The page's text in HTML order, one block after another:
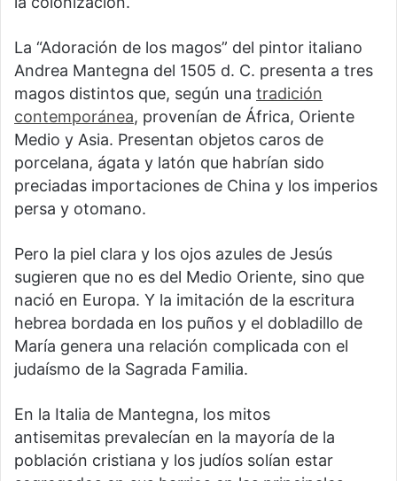
La “Adoración de los magos” del pintor italiano
Andrea Mantegna del 1505 d. C. presenta a tres
magos distintos que, según una tradición
contemporánea, provenían de África, Oriente
Medio y Asia. Presentan objetos caros de
porcelana, ágata y latón que habrían sido
preciadas importaciones de China y los imperios
persa y otomano.
Pero la piel clara y los ojos azules de Jesús
sugieren que no es del Medio Oriente, sino que
nació en Europa. Y la imitación de la escritura
hebrea bordada en los puños y el dobladillo de
María genera una relación complicada con el
judaísmo de la Sagrada Familia.
En la Italia de Mantegna, los mitos
antisemitas prevalecían en la mayoría de la
población cristiana y los judíos solían estar